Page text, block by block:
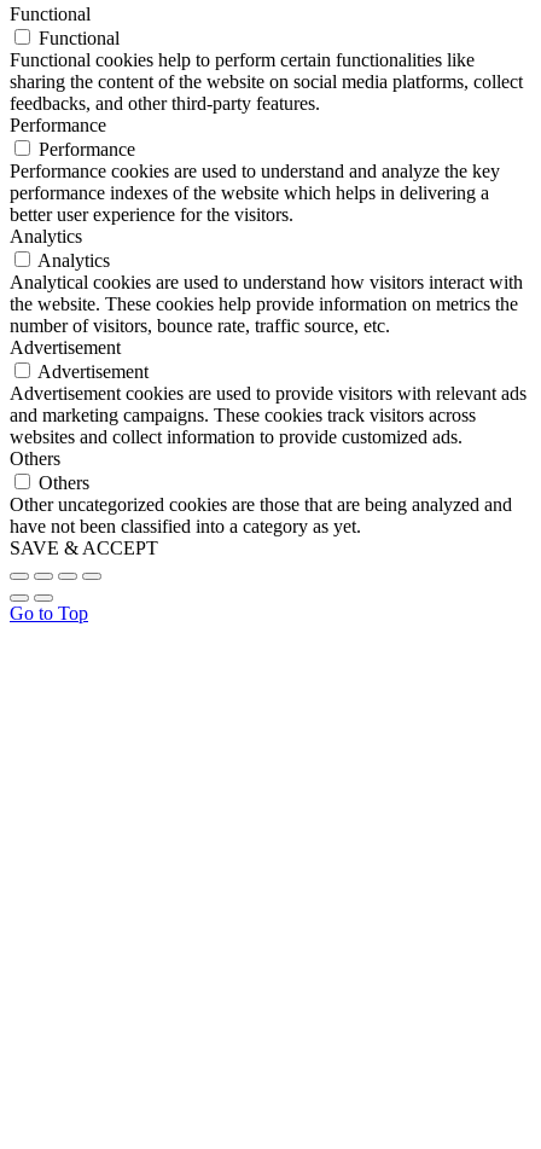
Functional
Functional
Functional cookies help to perform certain functionalities like
sharing the content of the website on social media platforms, collect
feedbacks, and other third-party features.
Performance
Performance
Performance cookies are used to understand and analyze the key
performance indexes of the website which helps in delivering a
better user experience for the visitors.
Analytics
Analytics
Analytical cookies are used to understand how visitors interact with
the website. These cookies help provide information on metrics the
number of visitors, bounce rate, traffic source, etc.
Advertisement
Advertisement
Advertisement cookies are used to provide visitors with relevant ads
and marketing campaigns. These cookies track visitors across
websites and collect information to provide customized ads.
Others
Others
Other uncategorized cookies are those that are being analyzed and
have not been classified into a category as yet.
SAVE & ACCEPT
Go to Top